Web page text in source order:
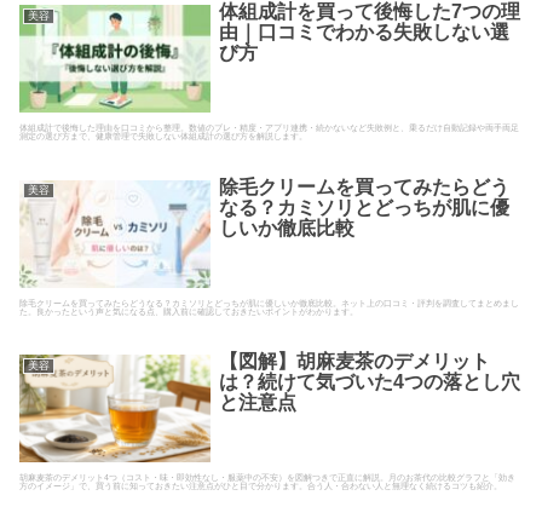
美容
体組成計を買って後悔した7つの理
由｜口コミでわかる失敗しない選
び方
体組成計で後悔した理由を口コミから整理。数値のブレ・精度・アプリ連携・続かないなど失敗例と、乗るだけ自動記録や両手両足
測定の選び方まで、健康管理で失敗しない体組成計の選び方を解説します。
美容
除毛クリームを買ってみたらどう
なる？カミソリとどっちが肌に優
しいか徹底比較
除毛クリームを買ってみたらどうなる？カミソリとどっちが肌に優しいか徹底比較。ネット上の口コミ・評判を調査してまとめまし
た。良かったという声と気になる点、購入前に確認しておきたいポイントがわかります。
美容
【図解】胡麻麦茶のデメリット
は？続けて気づいた4つの落とし穴
と注意点
胡麻麦茶のデメリット4つ（コスト・味・即効性なし・服薬中の不安）を図解つきで正直に解説。月のお茶代の比較グラフと「効き
方のイメージ」で、買う前に知っておきたい注意点がひと目で分かります。合う人・合わない人と無理なく続けるコツも紹介。